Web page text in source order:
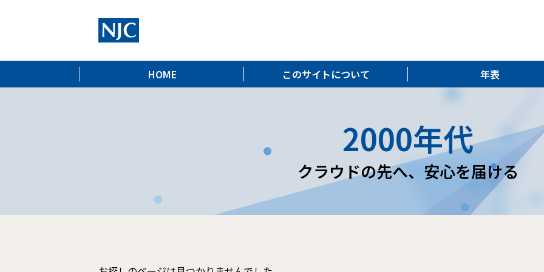
HOME このサイトについて 年表
2000年代
クラウドの先へ、安心を届ける